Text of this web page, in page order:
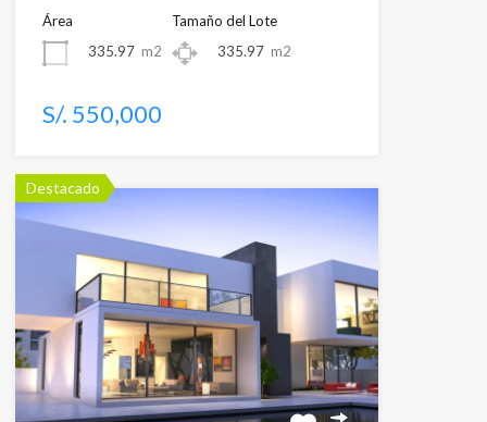
Área
335.97 m2
Tamaño del Lote
335.97 m2
S/. 550,000
Destacado